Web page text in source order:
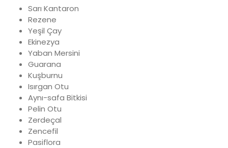
Sarı Kantaron
Rezene
Yeşil Çay
Ekinezya
Yaban Mersini
Guarana
Kuşburnu
Isırgan Otu
Aynı-safa Bitkisi
Pelin Otu
Zerdeçal
Zencefil
Pasiflora